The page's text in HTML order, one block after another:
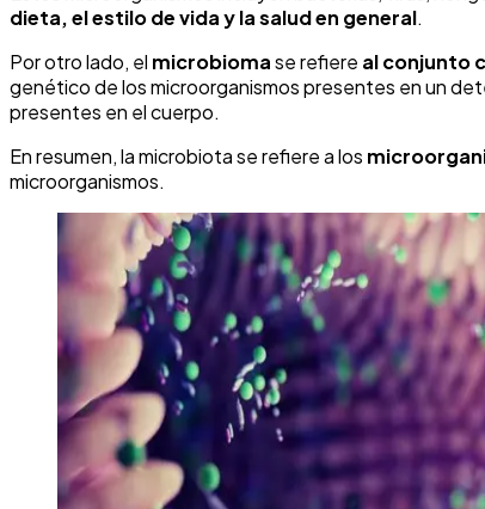
dieta, el estilo de vida y la salud en general.
Por otro lado, el microbiomase refiere al conjunto
genético de los microorganismos presentes en un
presentes en el cuerpo.
En resumen, la microbiota se refiere a los
microorganismos.